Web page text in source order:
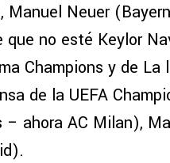
Neuer
que no esté Keylor
Champions y de La
de la UEFA
ahora AC Milan),